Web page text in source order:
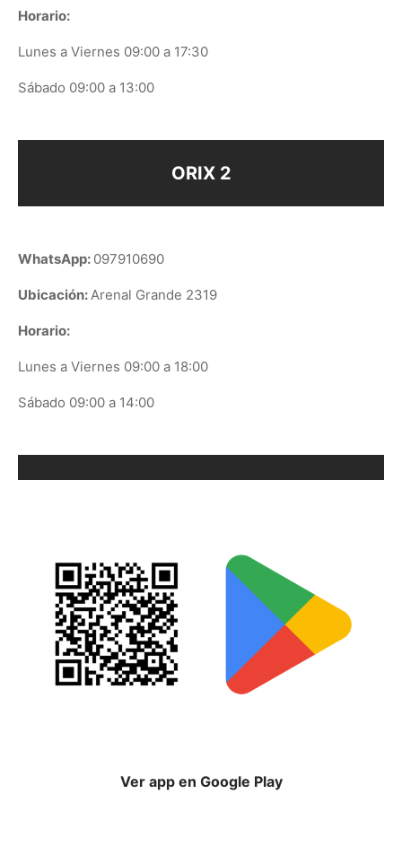
Horario:
Lunes a Viernes 09:00 a 17:30
Sábado 09:00 a 13:00
ORIX 2
WhatsApp: 097910690
Ubicación:Arenal Grande 2319
Horario:
Lunes a Viernes 09:00 a 18:00
Sábado 09:00 a 14:00
Ver app en Google Play